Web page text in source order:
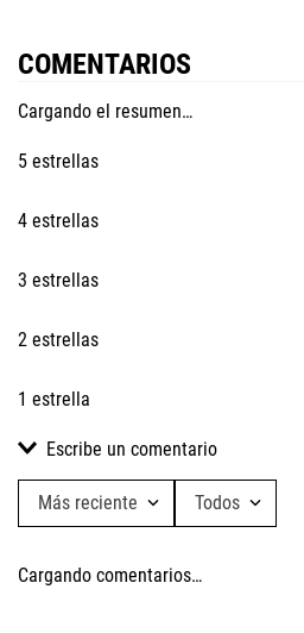
COMENTARIOS
Cargando el resumen…
5 estrellas
4 estrellas
3 estrellas
2 estrellas
1 estrella
Escribe un comentario
Más reciente Todos
Cargando comentarios…